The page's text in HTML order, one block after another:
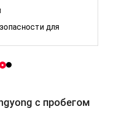
для
детских кресел
с пробегом